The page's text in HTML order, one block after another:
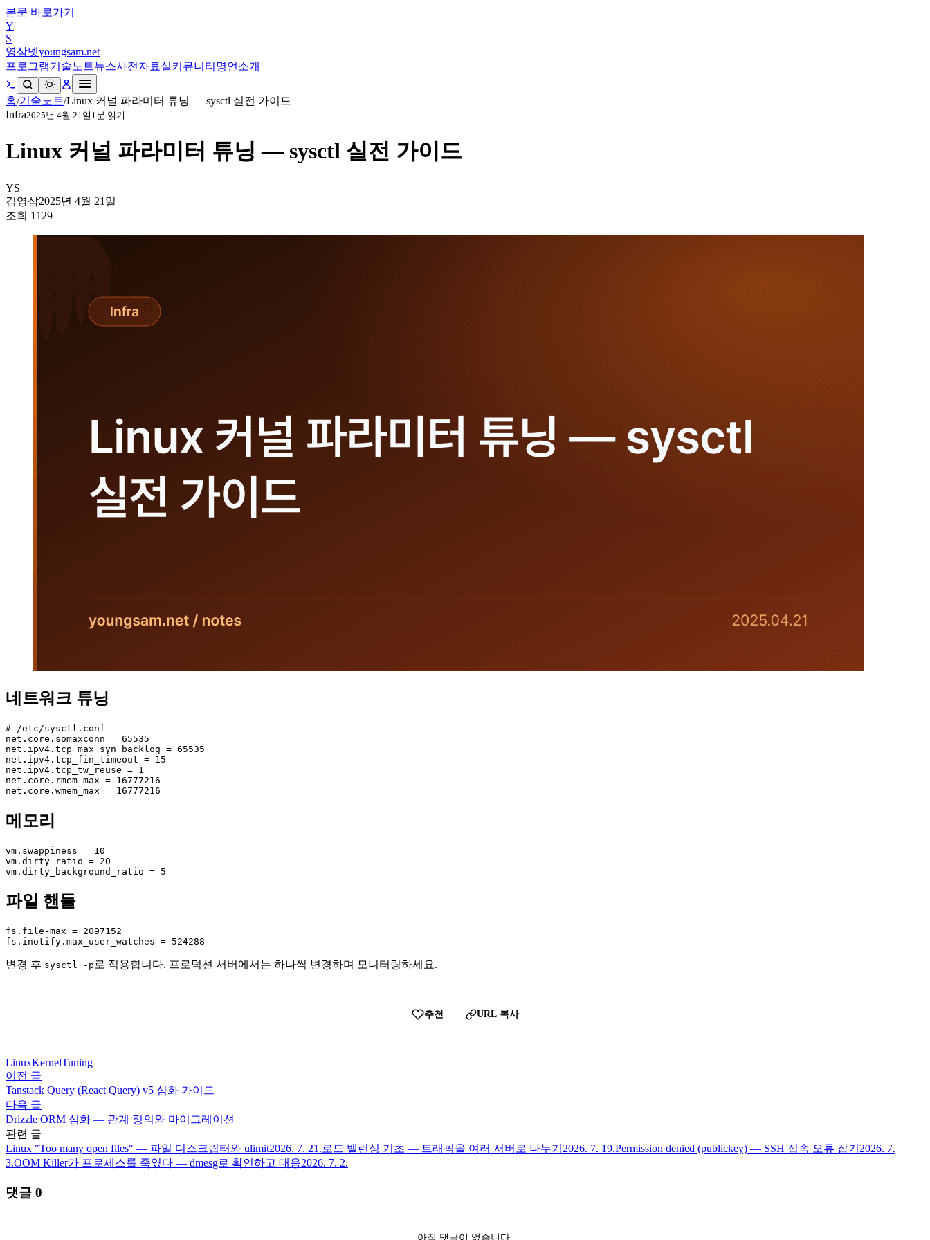
본문 바로가기
Y
S
영삼넷youngsam.net
프로그램기술노트뉴스사전 자료실커뮤니티 명언 소개
홈/기술노트/Linux 커널 파라미터 튜닝 — sysctl 실전 가이드
Infra2025년 4월 21일 1분 읽기
Linux 커널 파라미터 튜닝 — sysctl 실전 가이드
YS
김영삼2025년 4월 21일
조회 1129
네트워크 튜닝
# /etc/sysctl.conf
net.core.somaxconn = 65535
net.ipv4.tcp_max_syn_backlog = 65535
net.ipv4.tcp_fin_timeout = 15
net.ipv4.tcp_tw_reuse = 1
net.core.rmem_max = 16777216
net.core.wmem_max = 16777216
메모리
vm.swappiness = 10
vm.dirty_ratio = 20
vm.dirty_background_ratio = 5
파일 핸들
fs.file-max = 2097152
fs.inotify.max_user_watches = 524288
변경 후 sysctl -p 로 적용합니다. 프로덕션 서버에서는 하나씩 변경하며 모니터링하세요.
추천 URL 복사
LinuxKernelTuning
이전 글
Tanstack Query (React Query) v5 심화 가이드
다음 글
Drizzle ORM 심화 — 관계 정의와 마이그레이션
관련 글
Linux "Too many open files" — 파일 디스크립터와 ulimit2026. 7. 21.로드 밸런싱 기초 — 트래픽을 여러 서버로 나누기 2026. 7. 19.Permission denied (publickey) — SSH 접속 오류 잡기 2026. 7.
3.OOM Killer가 프로세스를 죽였다 — dmesg로 확인하고 대응2026. 7. 2.
댓글 0
아직 댓글이 없습니다.